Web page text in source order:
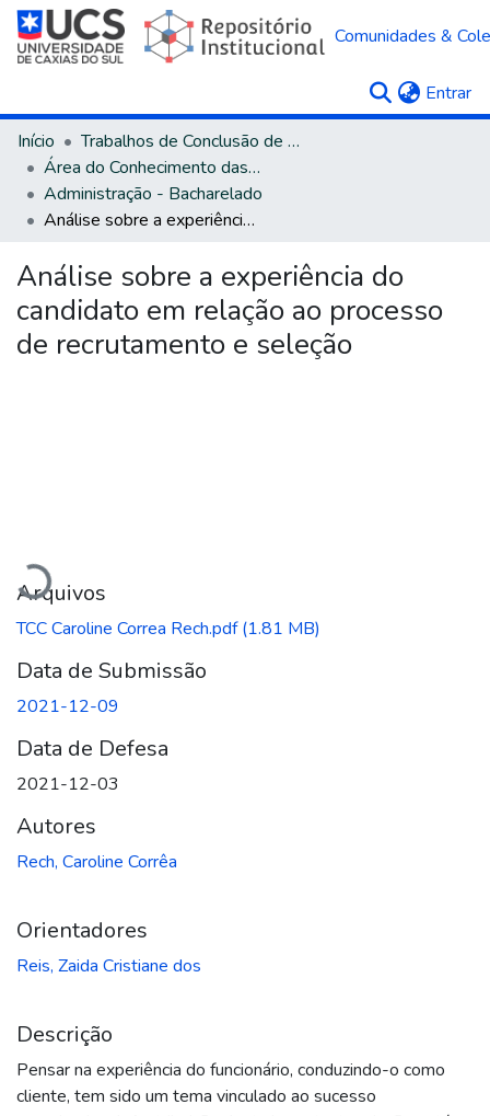
Comunidades &
Entrar
Início
Trabalhos de Conclusão de Curso
Área do Conhecimento das Ciências Sociais Aplicadas
Administração - Bacharelado
Análise sobre a experiência do candidato em relação ao processo de recrutamento e seleção
Análise sobre a experiência do
candidato em relação ao processo
de recrutamento e seleção
Carregando...
Arquivos
TCC Caroline Correa Rech.pdf(1.81 MB)
Data de Submissão
2021-12-09
Data de Defesa
2021-12-03
Autores
Rech, Caroline Corrêa
Orientadores
Reis, Zaida Cristiane dos
Descrição
Pensar na experiência do funcionário, conduzindo-o como
cliente, tem sido um tema vinculado ao sucesso